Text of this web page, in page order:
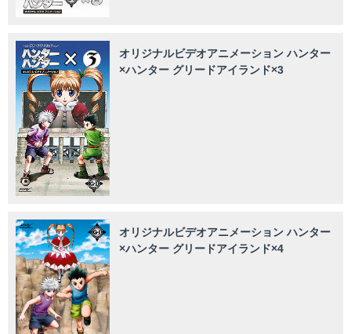
オリジナルビデオアニメーション ハンター
×ハンター グリードアイランド×3
オリジナルビデオアニメーション ハンター
×ハンター グリードアイランド×4